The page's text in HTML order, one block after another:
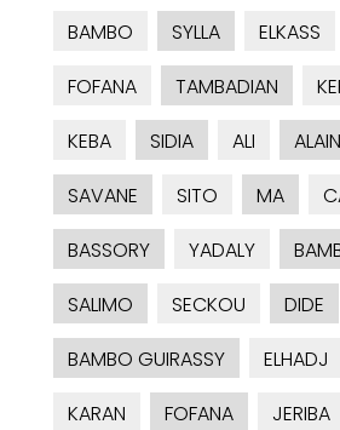
BAMBO
SYLLA ELKASS
FOFANA
TAMBADIAN
KEBA
SIDIA ALI ALAIN
SAVANE
SITO MA
BASSORY
YADALY
SALIMO
SECKOU DIDE
BAMBO GUIRASSY
ELHADJ
KARAN
FOFANA JERIBA